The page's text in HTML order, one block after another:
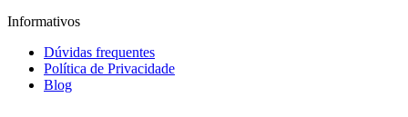
Informativos
Dúvidas frequentes
Política de Privacidade
Blog